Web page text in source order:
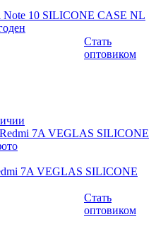
Note 10 SILICONE CASE NL
Стать
оптовиком
7A VEGLAS SILICONE
Стать
оптовиком